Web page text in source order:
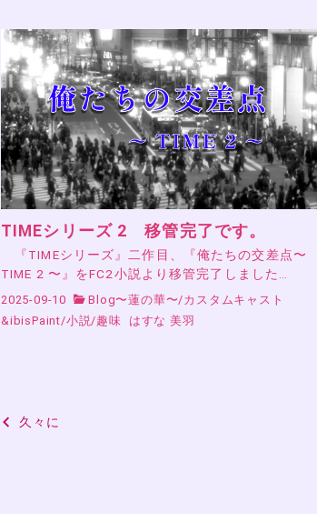
TIMEシリーズ 2 移管完了です。
『TIMEシリーズ』二作目、『俺たちの交差点〜
TIME 2 〜』をFC2小説より移管完了しました…
2025-09-10 Blog〜蓮の華〜/カスタムキャスト
&ibisPaint/小説/趣味 はすな 美羽
投
久々に